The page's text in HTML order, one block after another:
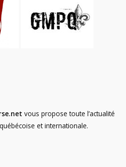
vous propose toute l’actualité
et internationale.